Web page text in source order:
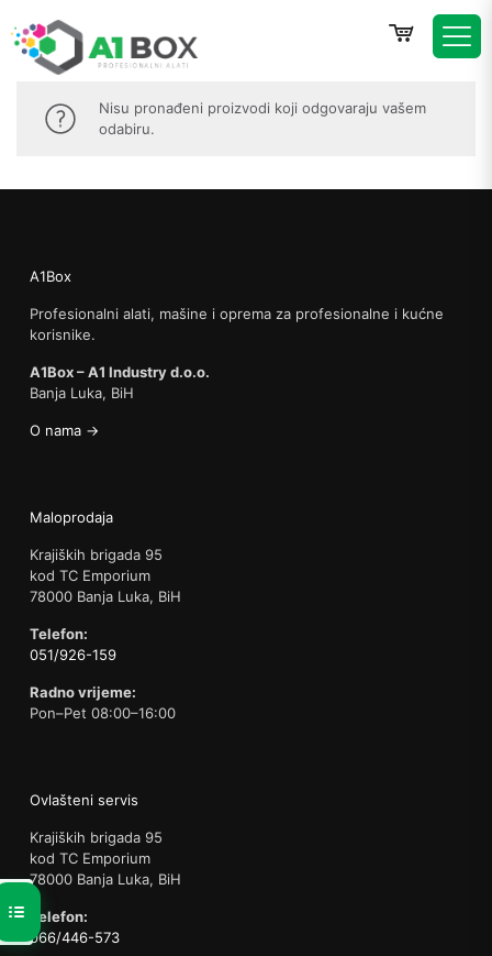
Nisu pronađeni proizvodi koji odgovaraju vašem
odabiru.
A1Box
Profesionalni alati, mašine i oprema za profesionalne i kućne
korisnike.
A1Box – A1 Industry d.o.o.
Banja Luka, BiH
O nama →
Maloprodaja
Krajiških brigada 95
kod TC Emporium
78000 Banja Luka, BiH
Telefon:
051/926-159
Radno vrijeme:
Pon–Pet 08:00–16:00
Ovlašteni servis
Krajiških brigada 95
kod TC Emporium
78000 Banja Luka, BiH
Telefon:
066/446-573